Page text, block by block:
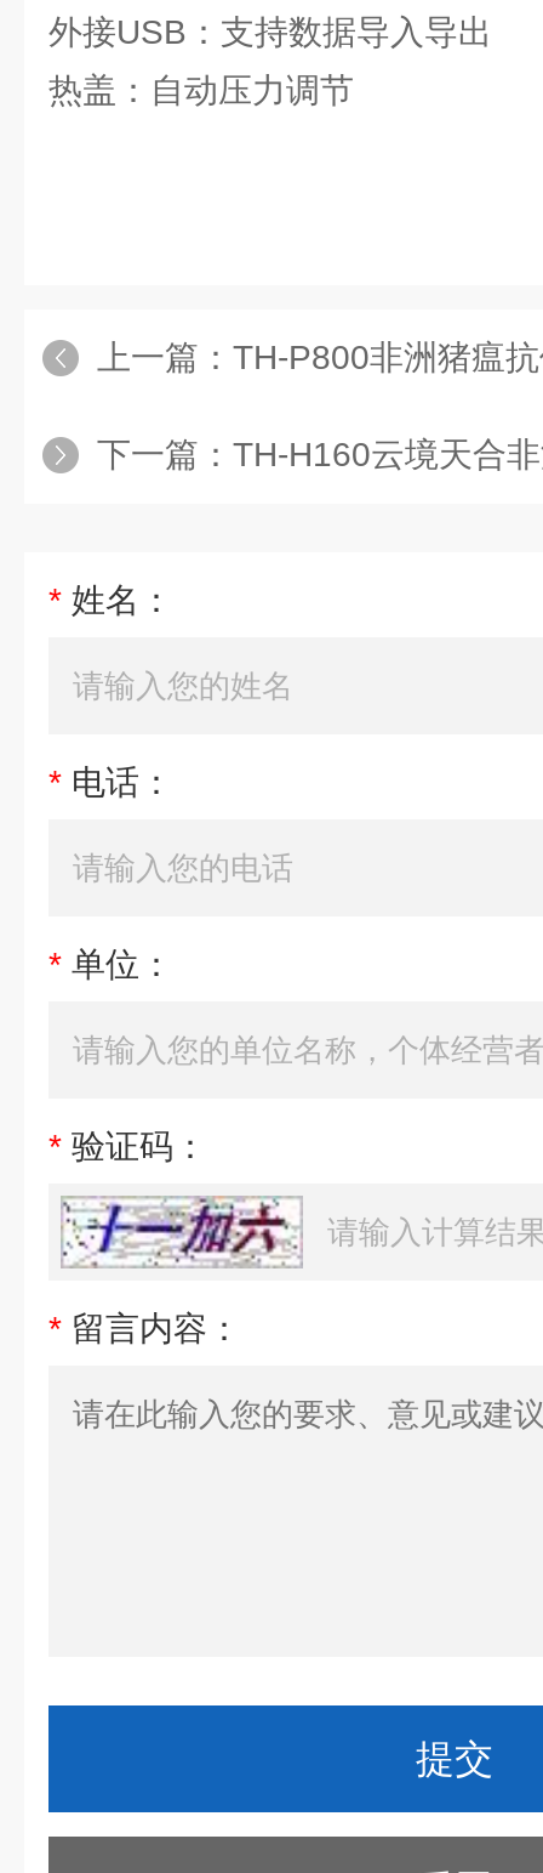
外接USB：支持数据导入导出
热盖：自动压力调节
上一篇： TH-P800非洲猪瘟
下一篇： TH-H160云境天合
* 姓名：
* 电话：
* 单位：
* 验证码：
* 留言内容：